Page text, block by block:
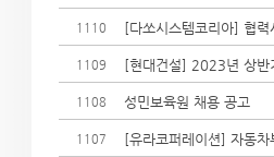
1110 [다쏘시스템코리아] 협
1109 [현대건설] 2023년 상반
1108 성민보육원 채용 공고
1107 [유라코퍼레이션] 자동